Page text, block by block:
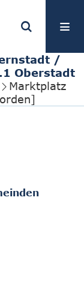
/
Oberstadt
Marktplatz